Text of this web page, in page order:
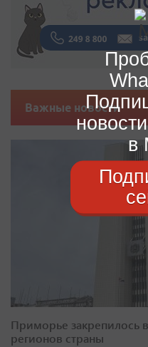
Важные новости
Приморье закрепилось
регионов страны
в